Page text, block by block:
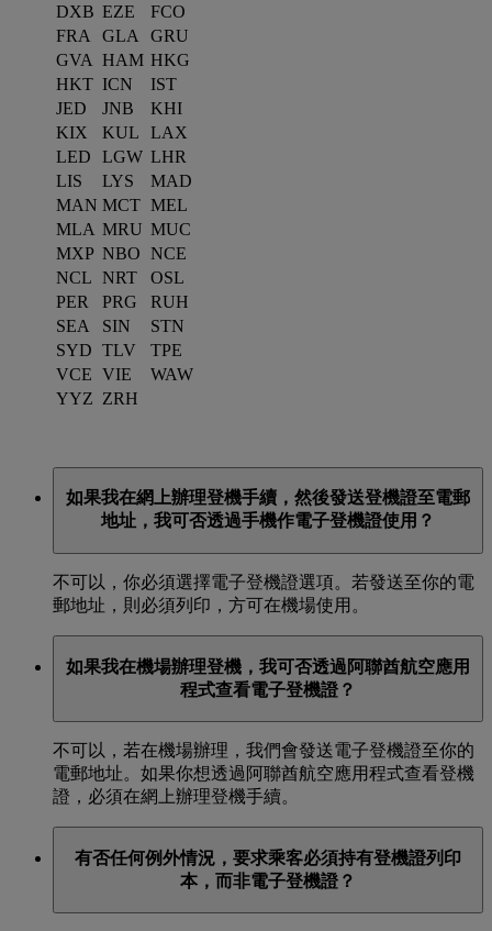
DXB EZE
FCO
FRA
GLA
GRU
GVA HAM HKG
HKT ICN
IST
JED
JNB
KHI
KIX
KUL
LAX
LED
LGW LHR
LIS
LYS
MAD
MAN MCT MEL
MLA MRU MUC
MXP NBO NCE
NCL NRT
OSL
PER
PRG
RUH
SEA
SIN
STN
SYD TLV
TPE
VCE VIE
WAW
YYZ ZRH
如果我在網上辦理登機手續，然後發送登機證至電郵
地址，我可否透過手機作電子登機證使用？
不可以，你必須選擇電子登機證選項。若發送至你的電
郵地址，則必須列印，方可在機場使用。
如果我在機場辦理登機，我可否透過阿聯酋航空應用
程式查看電子登機證？
不可以，若在機場辦理，我們會發送電子登機證至你的
電郵地址。如果你想透過阿聯酋航空應用程式查看登機
證，必須在網上辦理登機手續。
有否任何例外情況，要求乘客必須持有登機證列印
本，而非電子登機證？